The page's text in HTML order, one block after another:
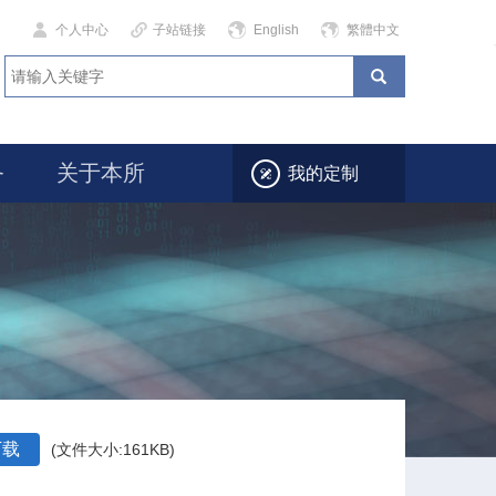
个人中心 子站链接 English 繁體中文
我的定制
关于本所
(文件大小:161KB)